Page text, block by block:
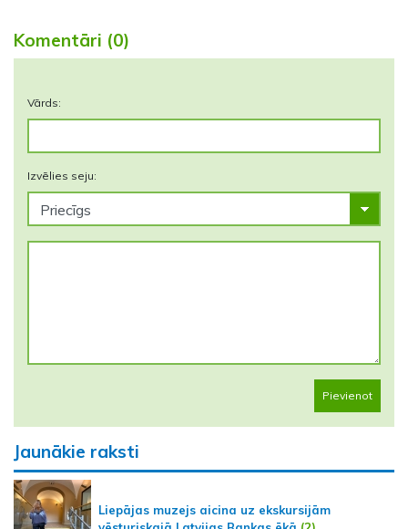
Komentāri (0)
Vārds:
Izvēlies seju:
Pievienot
Jaunākie raksti
Liepājas muzejs aicina uz ekskursijām